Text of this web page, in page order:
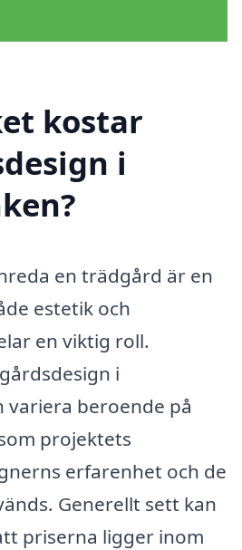
kostar
i
en trädgård är en
estetik och
en viktig roll.
i
variera beroende på
projektets
erfarenhet och de
Generellt sett kan
priserna ligger inom